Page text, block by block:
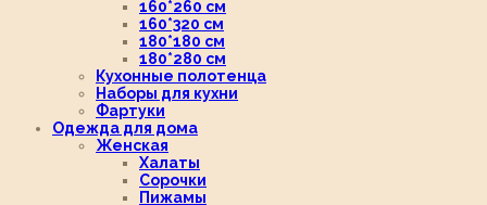
160*260 см
160*320 см
180*180 см
180*280 см
Кухонные полотенца
Наборы для кухни
Фартуки
Одежда для дома
Женская
Халаты
Сорочки
Пижамы